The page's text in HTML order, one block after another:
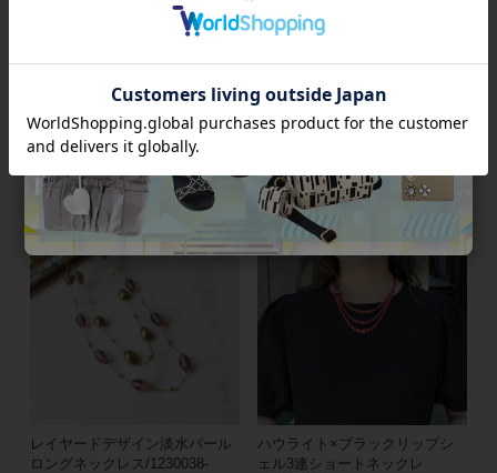
レザーライクコードネックレ
¥13,200 税込
ス/1240028-
¥22,000
レイヤードデザイン淡水パール
ロングネックレス/1230038-
ハウライト×ブラックリップシ
ェル3連ショートネックレ